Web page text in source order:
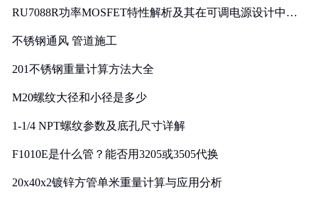
RU7088R功率MOSFET特性解析及其在可调电源设计中的
不锈钢通风 管道施工
201不锈钢重量计算方法大全
M20螺纹大径和小径是多少
1-1/4 NPT螺纹参数及底孔尺寸详解
F1010E是什么管？能否用3205或3505代换
20x40x2镀锌方管单米重量计算与应用分析